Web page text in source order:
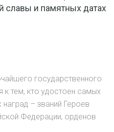
славы и памятных датах
государственного
тем, кто удостоен самых
– званий Героев
Федерации, орденов